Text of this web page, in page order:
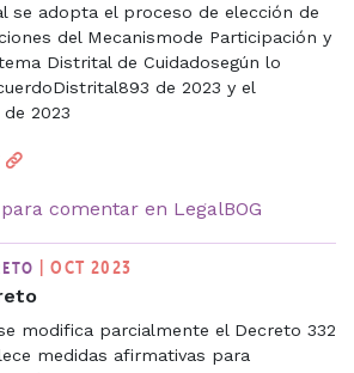
se adopta el proceso de elección de
del Mecanismode Participación y
Distrital de Cuidadosegún lo
de 2023 y el
2023
comentar en LegalBOG
| OCT 2023
modifica parcialmente el Decreto 332
medidas afirmativas para